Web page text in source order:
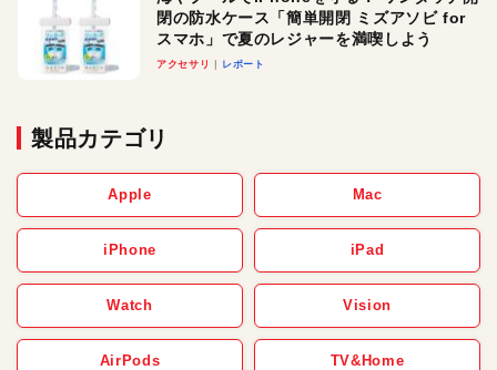
閉の防水ケース「簡単開閉 ミズアソビ for
スマホ」で夏のレジャーを満喫しよう
アクセサリ レポート
製品カテゴリ
Apple Mac
iPhone iPad
Watch Vision
AirPods TV&Home